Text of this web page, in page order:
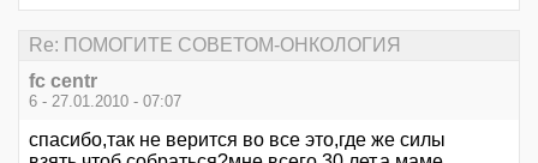
Re: ПОМОГИТЕ СОВЕТОМ-ОНКОЛОГИЯ
fc centr
6 - 27.01.2010 - 07:07
спасибо,так не верится во все это,где же силы